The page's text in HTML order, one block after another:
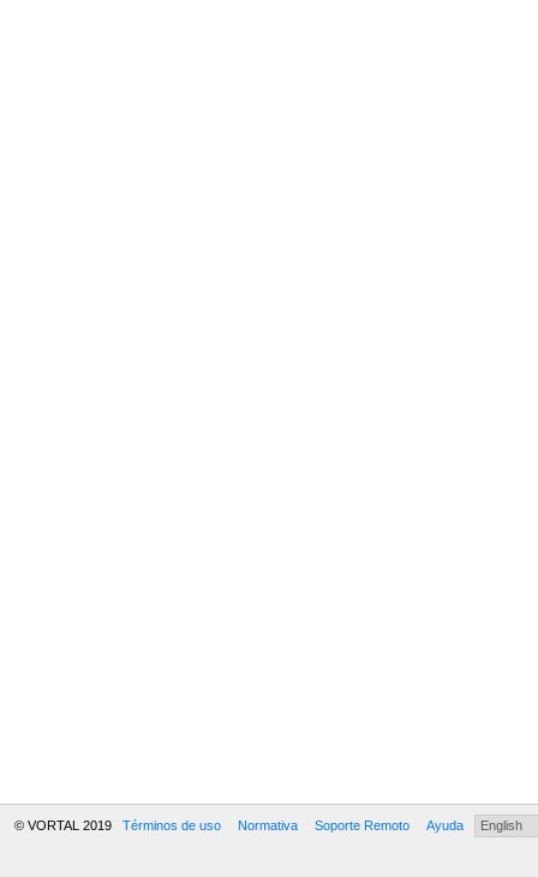
© VORTAL 2019 Términos de uso Normativa Soporte Remoto Ayuda